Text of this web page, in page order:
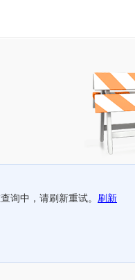
询中，请刷新重试。 刷新